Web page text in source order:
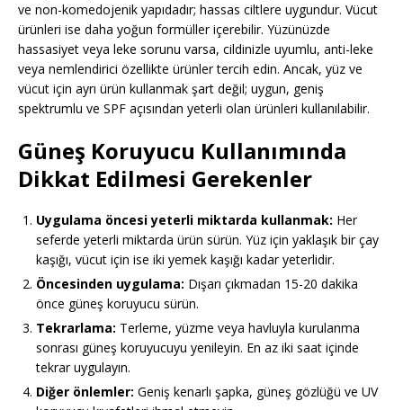
ve non-komedojenik yapıdadır; hassas ciltlere uygundur. Vücut
ürünleri ise daha yoğun formüller içerebilir. Yüzünüzde
hassasiyet veya leke sorunu varsa, cildinizle uyumlu, anti-leke
veya nemlendirici özellikte ürünler tercih edin. Ancak, yüz ve
vücut için ayrı ürün kullanmak şart değil; uygun, geniş
spektrumlu ve SPF açısından yeterli olan ürünleri kullanılabilir.
Güneş Koruyucu Kullanımında
Dikkat Edilmesi Gerekenler
Uygulama öncesi yeterli miktarda kullanmak: Her
seferde yeterli miktarda ürün sürün. Yüz için yaklaşık bir çay
kaşığı, vücut için ise iki yemek kaşığı kadar yeterlidir.
Öncesinden uygulama: Dışarı çıkmadan 15-20 dakika
önce güneş koruyucu sürün.
Tekrarlama: Terleme, yüzme veya havluyla kurulanma
sonrası güneş koruyucuyu yenileyin. En az iki saat içinde
tekrar uygulayın.
Diğer önlemler: Geniş kenarlı şapka, güneş gözlüğü ve UV